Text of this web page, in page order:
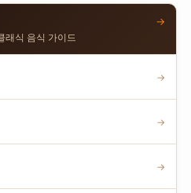
래식 음식 가이드
→
→
→
→